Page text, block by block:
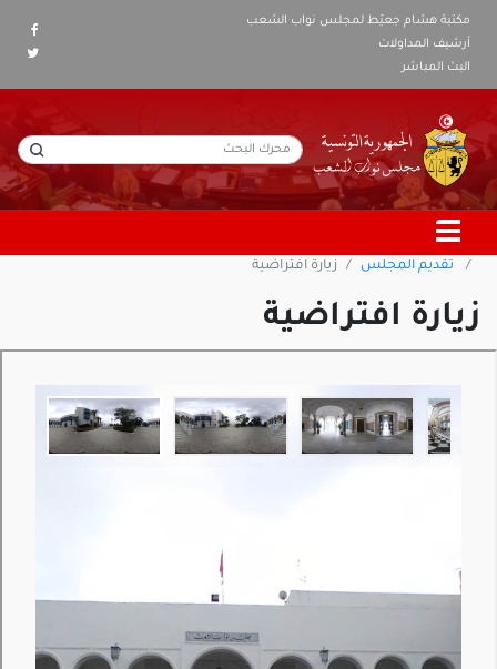
مكتبة هشام جعيّط لمجلس نواب الشعب
أرشيف المداولات
البث المباشر
تقديم المجلس زيارة افتراضية
زيارة افتراضية